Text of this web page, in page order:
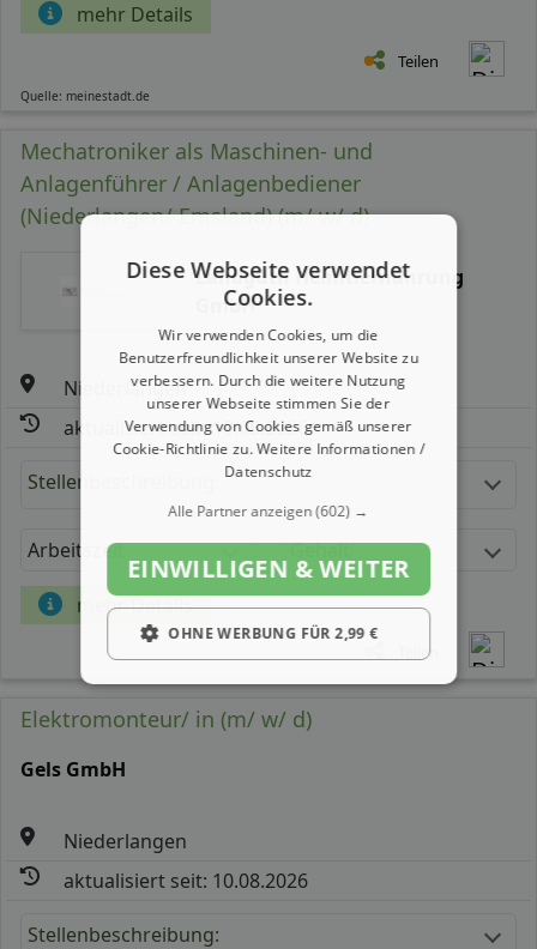
mehr Details
Teilen
Quelle: meinestadt.de
Mechatroniker als Maschinen- und
Anlagenführer / Anlagenbediener
(Niederlangen/ Emsland) (m/ w/ d)
Landguth Heimtiernahrung
GmbH
Niederlangen
aktualisiert seit: 10.08.2026
Stellenbeschreibung:
Arbeitszeit Gehalt
mehr Details
Teilen
Elektromonteur/ in (m/ w/ d)
Gels GmbH
Niederlangen
aktualisiert seit: 10.08.2026
Stellenbeschreibung:
Diese Webseite verwendet
Cookies.
Wir verwenden Cookies, um die
Benutzerfreundlichkeit unserer Website zu
verbessern. Durch die weitere Nutzung
unserer Webseite stimmen Sie der
Verwendung von Cookies gemäß unserer
Cookie-Richtlinie zu.Weitere Informationen /
Datenschutz
Alle Partner anzeigen(602) →
EINWILLIGEN & WEITER
OHNE WERBUNG FÜR 2,99 €